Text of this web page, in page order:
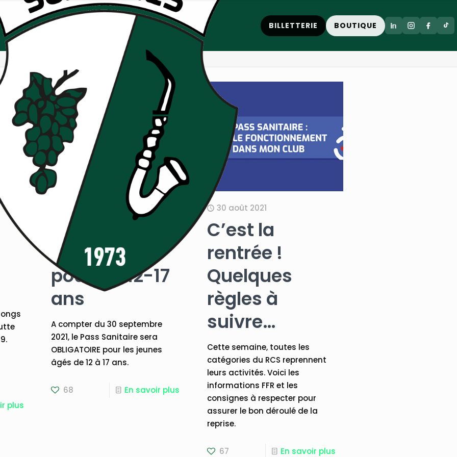
BILLETTERIE BOUTIQUE
plus
29 septembre 2021
Pass
sanitaire
pour les 12-17
ans
A compter du 30 septembre
2021, le Pass Sanitaire sera
OBLIGATOIRE pour les jeunes
âgés de 12 à 17 ans.
68 En savoir plus
30 août 2021
C’est la
rentrée !
Quelques
règles à
suivre…
Cette semaine, toutes les
catégories du RCS reprennent
leurs activités. Voici les
informations FFR et les
consignes à respecter pour
assurer le bon déroulé de la
reprise.
67 En savoir plus